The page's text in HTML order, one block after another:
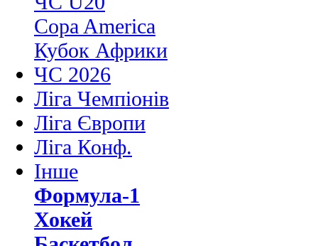
Copa America
Кубок Африки
ЧС 2026
Ліга Чемпіонів
Ліга Європи
Ліга Конф.
Інше
Формула-1
Хокей